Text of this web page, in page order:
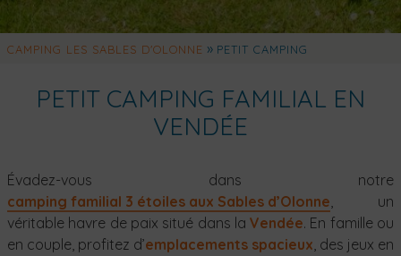
CAMPING LES SABLES D'OLONNE » PETIT CAMPING
PETIT CAMPING FAMILIAL EN
VENDÉE
Évadez-vous dans notre
camping familial 3 étoiles aux Sables d’Olonne, un
véritable havre de paix situé dans laVendée. En famille ou
en couple, profitez d’emplacements spacieux, des jeux en